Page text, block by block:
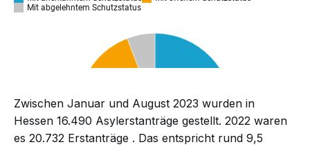
Zwischen Januar und August 2023 wurden in
Hessen 16.490 Asylerstanträge gestellt. 2022 waren
es 20.732 Erstanträge . Das entspricht rund 9,5